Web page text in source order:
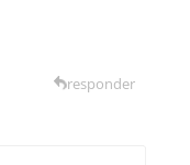
responder